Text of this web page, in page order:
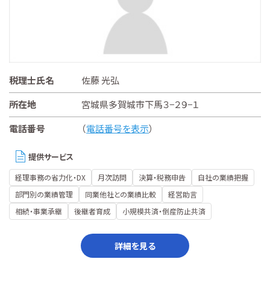
税理士氏名
佐藤 光弘
所在地
宮城県多賀城市下馬３−２９−１
電話番号
（電話番号を表示）
提供サービス
経理事務の省力化・DX 月次訪問 決算・税務申告
自社の業績把握
部門別の業績管理
同業他社との業績比較
経営助言
相続・事業承継
後継者育成 小規模共済・倒産防止共済
詳細を見る